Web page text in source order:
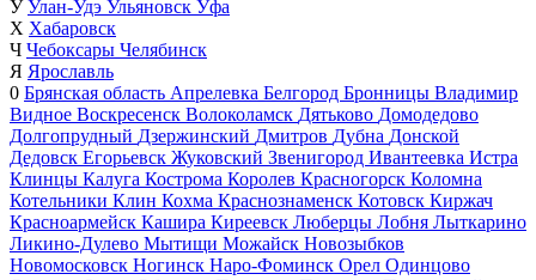
У Улан-Удэ Ульяновск Уфа
Х Хабаровск
Ч Чебоксары Челябинск
Я Ярославль
0 Брянская область Апрелевка Белгород Бронницы Владимир
Видное Воскресенск Волоколамск Дятьково Домодедово
Долгопрудный Дзержинский Дмитров Дубна Донской
Дедовск Егорьевск Жуковский Звенигород Ивантеевка Истра
Клинцы Калуга Кострома Королев Красногорск Коломна
Котельники Клин Кохма Краснознаменск Котовск Киржач
Красноармейск Кашира Киреевск Люберцы Лобня Лыткарино
Ликино-Дулево Мытищи Можайск Новозыбков
Новомосковск Ногинск Наро-Фоминск Орел Одинцово